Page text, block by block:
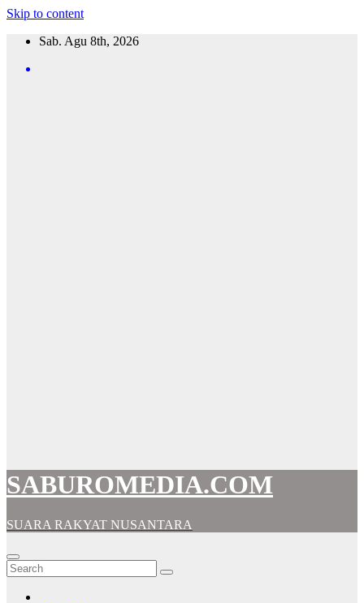
Skip to content
Sab. Agu 8th, 2026
SABUROMEDIA.COM
SUARA RAKYAT NUSANTARA